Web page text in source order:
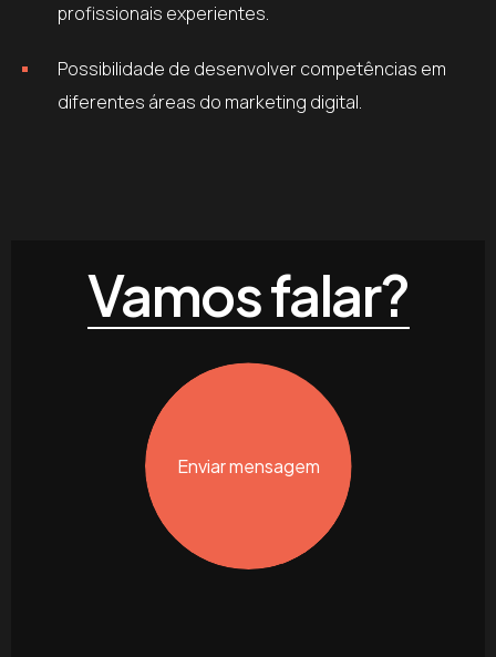
profissionais experientes.
Possibilidade de desenvolver competências em
diferentes áreas do marketing digital.
Vamos falar?
Enviar mensagem